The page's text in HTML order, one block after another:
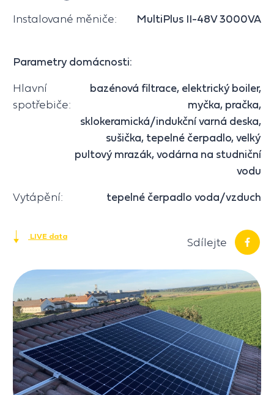
Instalované měniče: MultiPlus II-48V 3000VA
Parametry domácnosti:
Hlavní
spotřebiče:
bazénová filtrace, elektrický boiler,
myčka, pračka,
sklokeramická/indukční varná deska,
sušička, tepelné čerpadlo, velký
pultový mrazák, vodárna na studniční
vodu
Vytápění: tepelné čerpadlo voda/vzduch
LIVE data Sdílejte